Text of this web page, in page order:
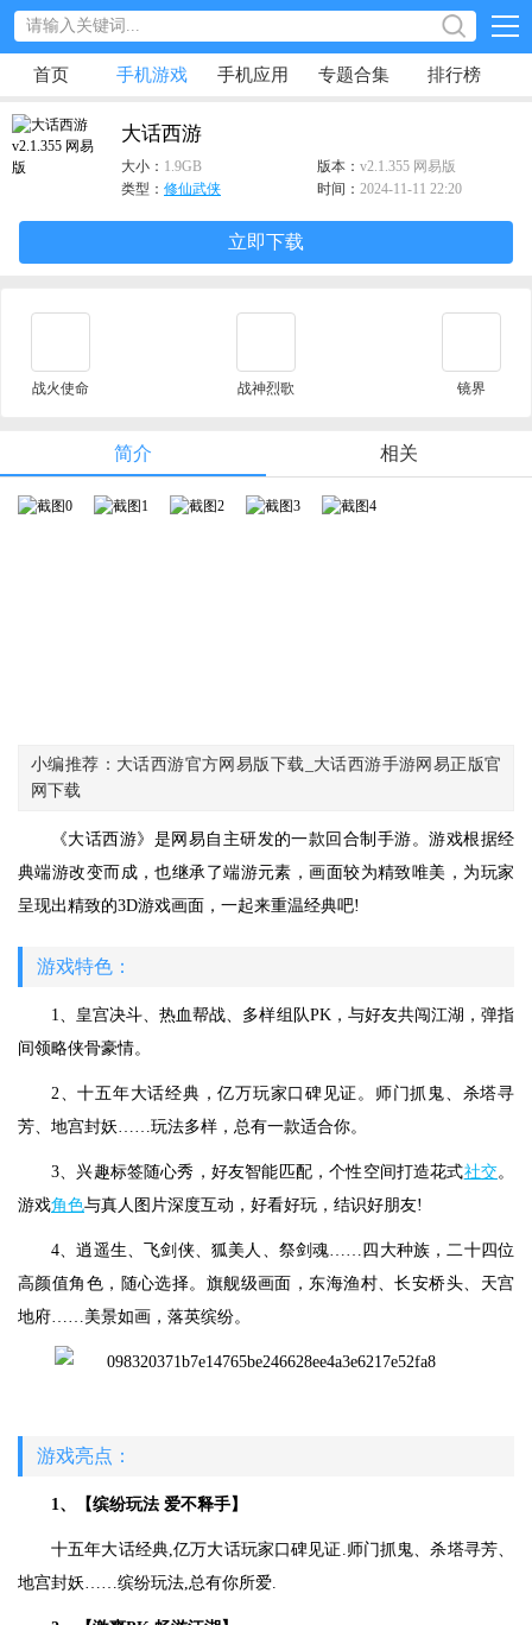
首页 手机游戏 手机应用 专题合集 排行榜
大话西游
大小： 1.9GB 版本： v2.1.355 网易版
类型： 修仙武侠 时间： 2024-11-11 22:20
立即下载
战火使命 战神烈歌 镜界
简介 相关
小编推荐：大话西游官方网易版下载_大话西游手游网易正版官
网下载
《大话西游》是网易自主研发的一款回合制手游。游戏根据经
典端游改变而成，也继承了端游元素，画面较为精致唯美，为玩家
呈现出精致的3D游戏画面，一起来重温经典吧!
游戏特色：
1、皇宫决斗、热血帮战、多样组队PK，与好友共闯江湖，弹指
间领略侠骨豪情。
2、十五年大话经典，亿万玩家口碑见证。师门抓鬼、杀塔寻
芳、地宫封妖……玩法多样，总有一款适合你。
3、兴趣标签随心秀，好友智能匹配，个性空间打造花式社交。
游戏角色与真人图片深度互动，好看好玩，结识好朋友!
4、逍遥生、飞剑侠、狐美人、祭剑魂……四大种族，二十四位
高颜值角色，随心选择。旗舰级画面，东海渔村、长安桥头、天宫
地府……美景如画，落英缤纷。
游戏亮点：
1、【缤纷玩法 爱不释手】
十五年大话经典,亿万大话玩家口碑见证.师门抓鬼、杀塔寻芳、
地宫封妖……缤纷玩法,总有你所爱.